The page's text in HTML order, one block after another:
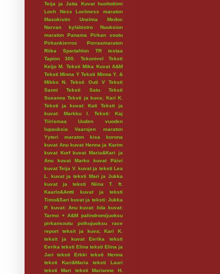
Teija ja Jatta
Kuvat huoltotiimi
Loch Ness
Lochness maraton
Masokistin Unelma
Medoc
Narvan kyläbistro
Nuuksion
maraton
Panama
Pirkan soutu
Pirkankierros
Porrasmaraton
Riika
Spartahlon
TR testaa
Tapion 300.
Tekonivel
Teksti
Keijo M.
Teksti Mika Kuvat A&M
Teksti Minna Y Teksti Minna Y. &
Mikko N.
Teksti Outi V
Teksti
Sanni
Teksti Satu
Teksti
Susanna Teksti ja kuva; Kari K.
Teksti ja kuvat: Kati
Teksti ja
kuvat: Markku I.
Teksti: Kaj
Tiirismaa
Uuden vuoden
lupauksia
Vaarojen maraton
Yyteri maraton
kisa
korona
kuvat Anu kuvat Henna ja Karim
kuvat Kurf kuvat Maria&Kari ja
Anu
kuvat Marko
kuvat Päivi
kuvat Teija V. kuvat ja teksti Lea
L.
kuvat ja teksti Mari ja Jukka
kuvat ja teksti Niina T. ft.
Kaarlo&Antti
kuvat ja teksti
Timo&Sari kuvat ja teksti: Jukka
P.
kuvat: Anu kuvat: Iida kuvat:
Tarmo + A&M palindromijuoksu
pirkansoutu
polkujuoksu
race
report
teksit ja kuva; Kari K.
teksit ja kuvat Eerika
teksti
Eerika teksti Elina teksti Elina ja
Jari
teksti Erkki
teksti Henna
teksti Kari&Maria
teksti Lauri
teksti Mari
teksti Marianne H.